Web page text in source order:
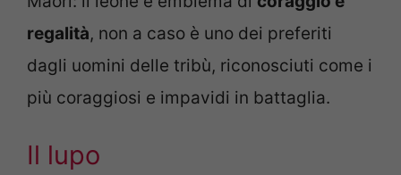
regalità, non a caso è uno dei preferiti
dagli uomini delle tribù, riconosciuti come i
più coraggiosi e impavidi in battaglia.
Il lupo